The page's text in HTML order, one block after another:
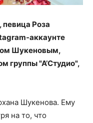
певица Роза
аккаунте
Шукеновым,
группы "А’Студио",
Шукенова. Ему
на то, что